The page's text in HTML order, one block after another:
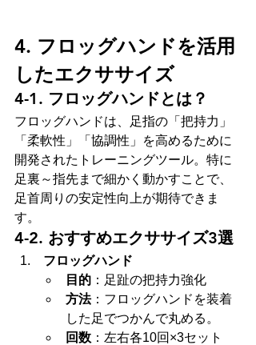
4. フロッグハンドを活用
したエクササイズ
4-1. フロッグハンドとは？
フロッグハンドは、足指の「把持力」
「柔軟性」「協調性」を高めるために
開発されたトレーニングツール。特に
足裏～指先まで細かく動かすことで、
足首周りの安定性向上が期待できま
す。
4-2. おすすめエクササイズ3選
フロッグハンド
目的 ：足趾の把持力強化
方法：フロッグハンドを装着
した足でつかんで丸める。
回数 ：左右各10回×3セット